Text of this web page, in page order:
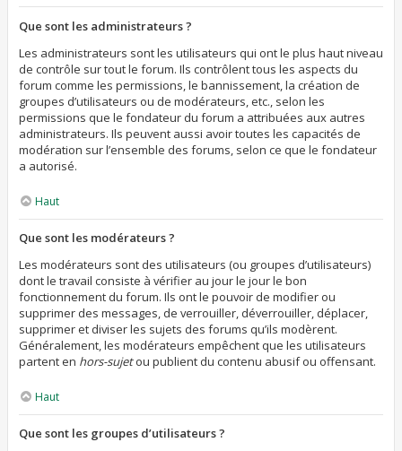
Que sont les administrateurs ?
Les administrateurs sont les utilisateurs qui ont le plus haut niveau
de contrôle sur tout le forum. Ils contrôlent tous les aspects du
forum comme les permissions, le bannissement, la création de
groupes d’utilisateurs ou de modérateurs, etc., selon les
permissions que le fondateur du forum a attribuées aux autres
administrateurs. Ils peuvent aussi avoir toutes les capacités de
modération sur l’ensemble des forums, selon ce que le fondateur
a autorisé.
Haut
Que sont les modérateurs ?
Les modérateurs sont des utilisateurs (ou groupes d’utilisateurs)
dont le travail consiste à vérifier au jour le jour le bon
fonctionnement du forum. Ils ont le pouvoir de modifier ou
supprimer des messages, de verrouiller, déverrouiller, déplacer,
supprimer et diviser les sujets des forums qu’ils modèrent.
Généralement, les modérateurs empêchent que les utilisateurs
partent en hors-sujetou publient du contenu abusif ou offensant.
Haut
Que sont les groupes d’utilisateurs ?